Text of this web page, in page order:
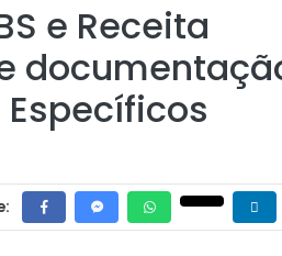
e Receita